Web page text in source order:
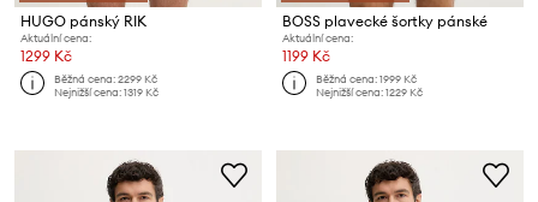
HUGO pánský RIK
Aktuální cena:
1299 Kč
Běžná cena:2299 Kč
Nejnižší cena:1319 Kč
BOSS plavecké šortky pánské
Aktuální cena:
1199 Kč
Běžná cena:1999 Kč
Nejnižší cena:1229 Kč